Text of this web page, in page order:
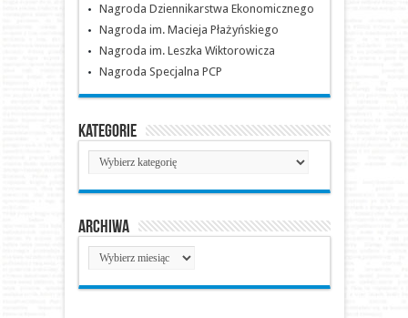
Nagroda Dziennikarstwa Ekonomicznego
Nagroda im. Macieja Płażyńskiego
Nagroda im. Leszka Wiktorowicza
Nagroda Specjalna PCP
Kategorie
Kategorie
Archiwa
Archiwa